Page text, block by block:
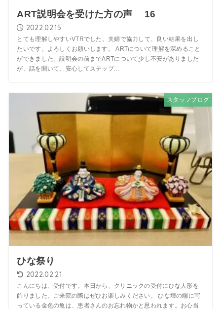
ART説明会を受けた方の声 16
2022.02.15
とても理解しやすいVTRでした。夫婦で協力して、良い結果を出し
たいです。よろしくお願いします。 ARTについて理解を深めること
ができました。説明会の前までARTについて少し不安がありました
が、話を聞いて、安心してステップ...
スタッフブログ
ひな祭り
2022.02.21
こんにちは、受付です。本日から、クリニックの受付にひな人形を
飾りました。ご来院の際はぜひお楽しみください。 ひな壇の端に写
っている金色の亀は、患者さんのお忘れ物かと思われます。お心当